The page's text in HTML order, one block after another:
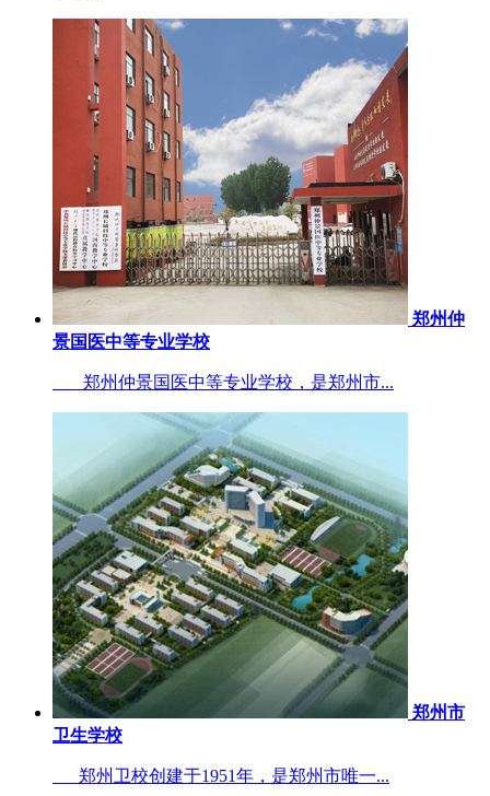
郑州仲
景国医中等专业学校
郑州仲景国医中等专业学校，是郑州市...
郑州市
卫生学校
郑州卫校创建于1951年，是郑州市唯一...